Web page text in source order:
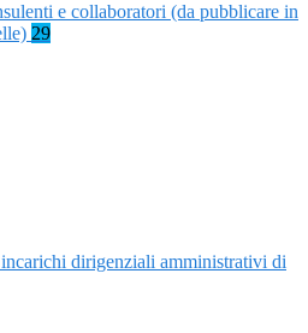
e collaboratori (da pubblicare in
29
dirigenziali amministrativi di